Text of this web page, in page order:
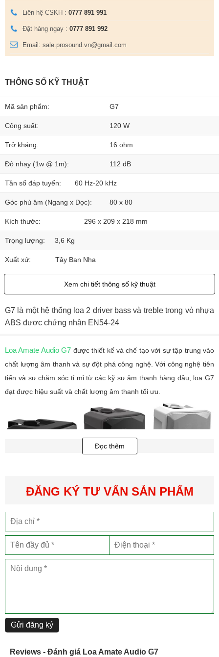
Liên hệ CSKH : 0777 891 991
Đặt hàng ngay : 0777 891 992
Email: sale.prosound.vn@gmail.com
THÔNG SỐ KỸ THUẬT
Mã sản phẩm: G7
Công suất: 120 W
Trở kháng: 16 ohm
Độ nhạy (1w @ 1m): 112 dB
Tần số đáp tuyến: 60 Hz-20 kHz
Góc phủ âm (Ngang x Dọc): 80 x 80
Kích thước: 296 x 209 x 218 mm
Trọng lượng: 3,6 Kg
Xuất xứ: Tây Ban Nha
Xem chi tiết thông số kỹ thuật
G7 là một hệ thống loa 2 driver bass và treble trong vỏ nhựa
ABS được chứng nhận EN54-24
Loa Amate Audio G7 được thiết kế và chế tạo với sự tập trung vào
chất lượng âm thanh và sự đột phá công nghệ. Với công nghệ tiên
tiến và sự chăm sóc tỉ mỉ từ các kỹ sư âm thanh hàng đầu, loa G7
đạt được hiệu suất và chất lượng âm thanh tối ưu.
Đặc điểm nổi bật của loa Amate Audio G7
Loa Audio G7 có những đặc điểm nổi bật sau đây:
Amate Audio G7 được thiết kế để mang đến hiệu suất âm thanh
tuyệt vời. Với công suất và độ nhạy cao, loa G7 cung cấp âm thanh
Loa Amate Audio G7 có thiết kế hiện đại và hấp dẫn, với việc sử
dụng chất liệu chất lượng cao. Vỏ loa được làm từ vật liệu chắc
Đọc thêm
ĐĂNG KÝ TƯ VẤN SẢN PHẨM
Gửi đăng ký
Reviews - Đánh giá Loa Amate Audio G7